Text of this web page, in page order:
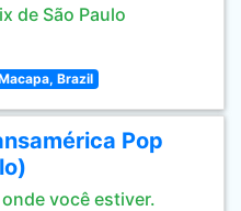
de São Paulo
Brazil
Pop
você estiver.